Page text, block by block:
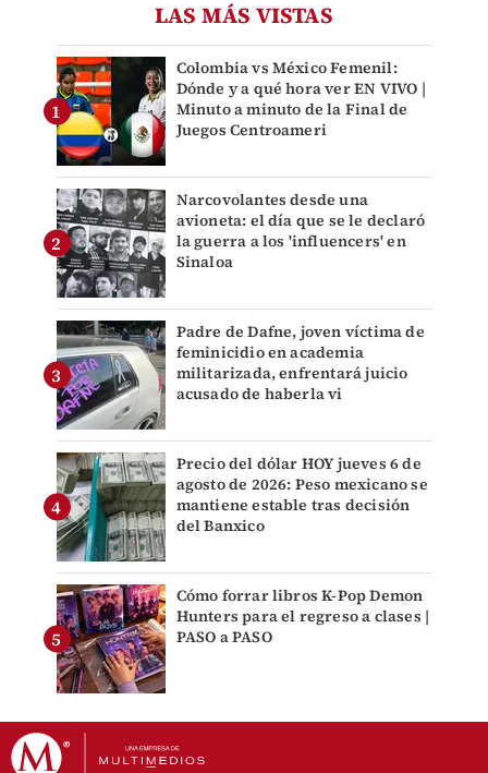
LAS MÁS VISTAS
Colombia vs México Femenil:
Dónde y a qué hora ver EN VIVO |
Minuto a minuto de la Final de
Juegos Centroameri
Narcovolantes desde una
avioneta: el día que se le declaró
la guerra a los 'influencers' en
Sinaloa
Padre de Dafne, joven víctima de
feminicidio en academia
militarizada, enfrentará juicio
acusado de haberla vi
Precio del dólar HOY jueves 6 de
agosto de 2026: Peso mexicano se
mantiene estable tras decisión
del Banxico
Cómo forrar libros K-Pop Demon
Hunters para el regreso a clases |
PASO a PASO